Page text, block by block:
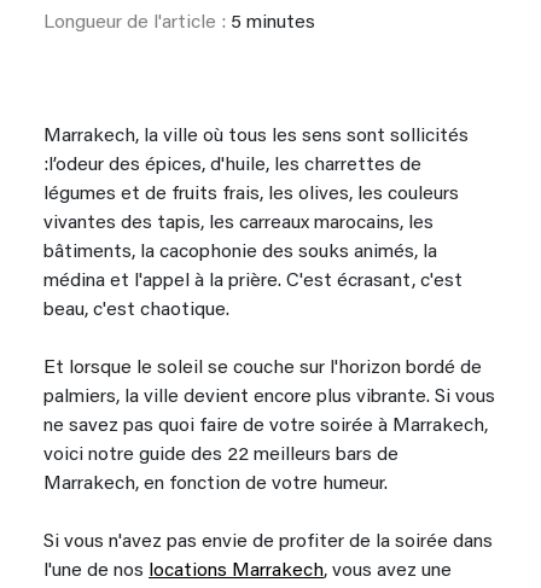
Longueur de l'article : 5 minutes
Marrakech, la ville où tous les sens sont sollicités
:l’odeur des épices, d'huile, les charrettes de
légumes et de fruits frais, les olives, les couleurs
vivantes des tapis, les carreaux marocains, les
bâtiments, la cacophonie des souks animés, la
médina et l'appel à la prière. C'est écrasant, c'est
beau, c'est chaotique.
Et lorsque le soleil se couche sur l'horizon bordé de
palmiers, la ville devient encore plus vibrante. Si vous
ne savez pas quoi faire de votre soirée à Marrakech,
voici notre guide des 22 meilleurs bars de
Marrakech, en fonction de votre humeur.
Si vous n'avez pas envie de profiter de la soirée dans
l'une de nos locations Marrakech, vous avez une